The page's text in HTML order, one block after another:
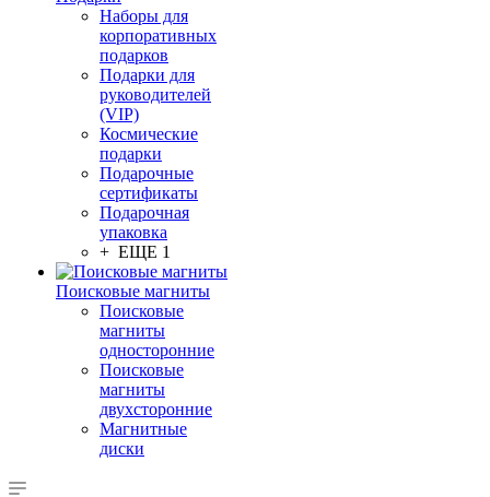
Наборы для
корпоративных
подарков
Подарки для
руководителей
(VIP)
Космические
подарки
Подарочные
сертификаты
Подарочная
упаковка
+ ЕЩЕ 1
Поисковые магниты
Поисковые
магниты
односторонние
Поисковые
магниты
двухсторонние
Магнитные
диски